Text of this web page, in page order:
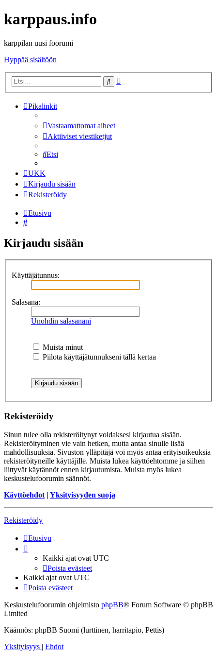
karppaus.info
karppilan uusi foorumi
Hyppää sisältöön
Etsi
Pikalinkit
Vastaamattomat aiheet
Aktiiviset viestiketjut
Etsi
UKK
Kirjaudu sisään
Rekisteröidy
Etusivu
Etsi
Kirjaudu sisään
Käyttäjätunnus:
Salasana:
Unohdin salasanani
Muista minut
Piilota käyttäjätunnukseni tällä kertaa
Rekisteröidy
Sinun tulee olla rekisteröitynyt voidaksesi kirjautua sisään.
Rekisteröityminen vie vain hetken, mutta antaa sinulle lisää
mahdollisuuksia. Sivuston ylläpitäjä voi myös antaa erityisoikeuksia
rekisteröityneille käyttäjille. Muista lukea käyttöehtomme ja siihen
liittyvät käytännöt ennen kirjautumista. Muista myös lukea
keskustelufoorumin säännöt.
Käyttöehdot | Yksityisyyden suoja
Rekisteröidy
Etusivu
Kaikki ajat ovat UTC
Poista evästeet
Kaikki ajat ovat UTC
Poista evästeet
Keskustelufoorumin ohjelmisto phpBB® Forum Software © phpBB
Limited
Käännös: phpBB Suomi (lurttinen, harritapio, Pettis)
Yksityisyys | Ehdot